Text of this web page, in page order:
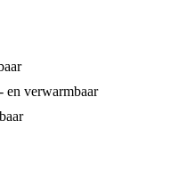
en verwarmbaar